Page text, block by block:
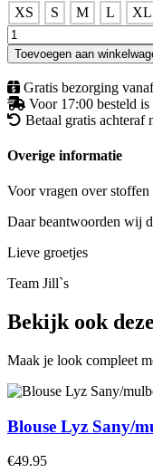
XS
S M L XL
Singlet
Estrella
offwhite
GMAXX
aantal
Toevoegen aan
Gratis bezorging
Voor 17:00 besteld
Betaal gratis achteraf
Overige informatie
Voor vragen over
Daar beantwoorden wij
Lieve groetjes
Team Jill`s
Bekijk ook
Maak je look compleet
Blouse Lyz Sany/
€49.95